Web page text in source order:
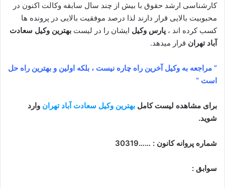
کارشناسی ارشد حقوق با بیش از چند سال سابقه وکالت اکنون در
محبوبیت بالایی قرار دارند لذا درصد موفقیت بالایی در پرونده ها
کسب کرده اند ، پارس وکیل ایشان را در لیست بهترین وکیل سعادت
آباد تهران قرار میدهد.
” مراجعه به وکیل آخرین راه چاره نیست ، بلکه اولین و بهترین راه حل
است “
برای مشاهده لیست کامل بهترین وکیل سعادت آباد تهران وارد
شوید.
شماره پروانه کانون : ……30319
سوابق :